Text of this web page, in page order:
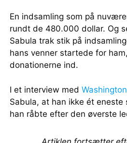
En indsamling som på
rundt de 480.000 dollar. Og
Sabula trak stik på
hans venner startede for
donationerne ind.
I et interview med
Sabula, at han ikke ét
han råbte efter den øverste